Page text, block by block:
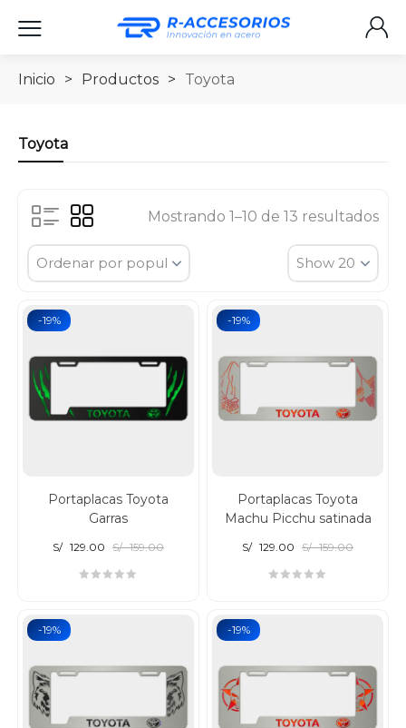
Inicio > Productos > Toyota
Toyota
Mostrando 1–10 de 13 resultados
Portaplacas Toyota
Garras
S/ 159.00
S/ 129.00
-19%
Portaplacas Toyota
Machu Picchu satinada
S/ 159.00
S/ 129.00
-19%
-19% -19%